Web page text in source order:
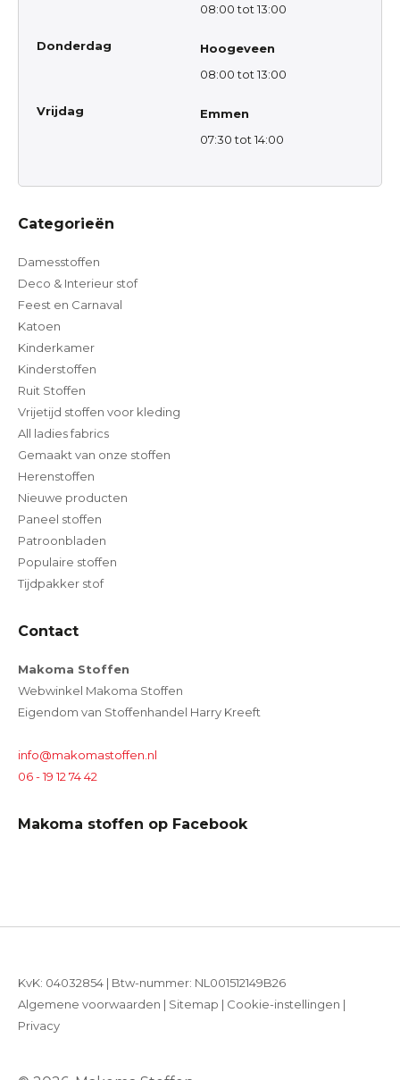
08:00 tot 13:00
Donderdag
Hoogeveen
08:00 tot 13:00
Vrijdag
Emmen
07:30 tot 14:00
Categorieën
Damesstoffen
Deco & Interieur stof
Feest en Carnaval
Katoen
Kinderkamer
Kinderstoffen
Ruit Stoffen
Vrijetijd stoffen voor kleding
All ladies fabrics
Gemaakt van onze stoffen
Herenstoffen
Nieuwe producten
Paneel stoffen
Patroonbladen
Populaire stoffen
Tijdpakker stof
Contact
Makoma Stoffen
Webwinkel Makoma Stoffen
Eigendom van Stoffenhandel Harry Kreeft
info@makomastoffen.nl
06 - 19 12 74 42
Makoma stoffen op Facebook
KvK: 04032854 | Btw-nummer: NL001512149B26
Algemene voorwaarden | Sitemap | Cookie-instellingen |
Privacy